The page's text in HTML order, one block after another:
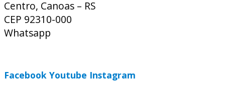
Centro, Canoas – RS
CEP 92310-000
Whatsapp
Facebook Youtube Instagram